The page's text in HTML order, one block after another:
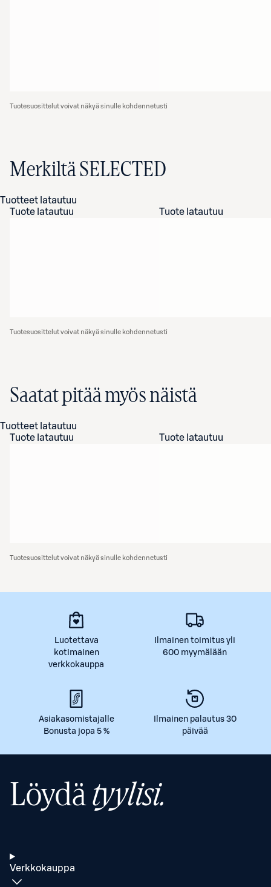
Tuotesuosittelut voivat näkyä sinulle kohdennetusti
Merkiltä SELECTED
Tuotteet latautuu
Tuote latautuu
Tuote latautuu
Tuotesuosittelut voivat näkyä sinulle kohdennetusti
Saatat pitää myös näistä
Tuotteet latautuu
Tuote latautuu
Tuote latautuu
Tuotesuosittelut voivat näkyä sinulle kohdennetusti
Luotettava
kotimainen
verkkokauppa
Ilmainen toimitus yli
600 myymälään
Asiakasomistajalle
Bonusta jopa 5 %
Ilmainen palautus 30
päivää
Löydätyylisi.
Verkkokauppa